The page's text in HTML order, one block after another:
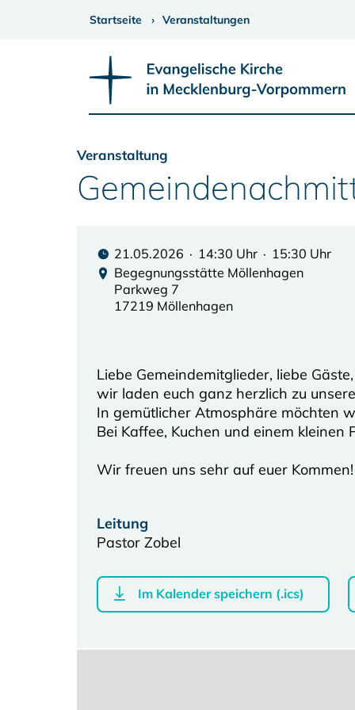
Startseite Veranstaltungen
Veranstaltung
21.05.2026 · 14:30 Uhr · 15:30 Uhr
Begegnungsstätte Möllenhagen
Parkweg 7
17219 Möllenhagen
Liebe Gemeindemitglieder, liebe Gäste,
wir laden euch ganz herzlich zu
In gemütlicher Atmosphäre möchten
Bei Kaffee, Kuchen und einem
Wir freuen uns sehr auf euer Kommen!
Leitung
Pastor Zobel
Im Kalender speichern (.ics)